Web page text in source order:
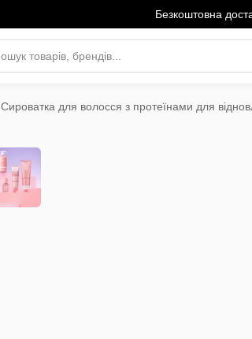
Безкоштовна
Сироватка для волосся з протеїнами для
4